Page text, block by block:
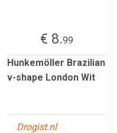
€ 8.99
Hunkemöller Brazilian
v-shape London Wit
Drogist.nl